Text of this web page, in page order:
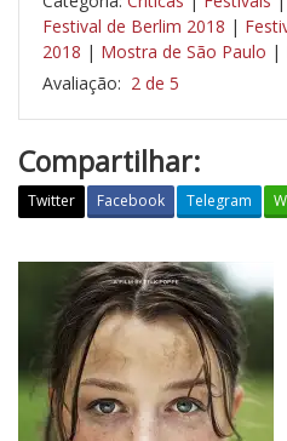
Festival de Berlim 2018 |
2018 | Mostra de São Paulo |
Avaliação: 2 de 5
Compartilhar:
Twitter Facebook Telegram
U
a
–